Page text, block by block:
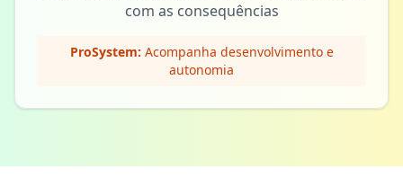
com as consequências
ProSystem: Acompanha desenvolvimento e
autonomia